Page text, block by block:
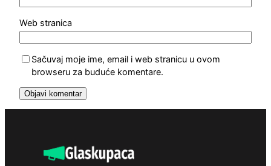
Web stranica
Sačuvaj moje ime, email i web stranicu u ovom
browseru za buduće komentare.